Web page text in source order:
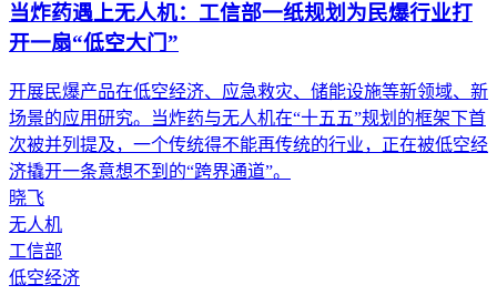
当炸药遇上无人机：工信部一纸规划为民爆行业打
开一扇“低空大门”
开展民爆产品在低空经济、应急救灾、储能设施等新领域、新
场景的应用研究。当炸药与无人机在“十五五”规划的框架下首
次被并列提及，一个传统得不能再传统的行业，正在被低空经
济撬开一条意想不到的“跨界通道”。
晓飞
无人机
工信部
低空经济